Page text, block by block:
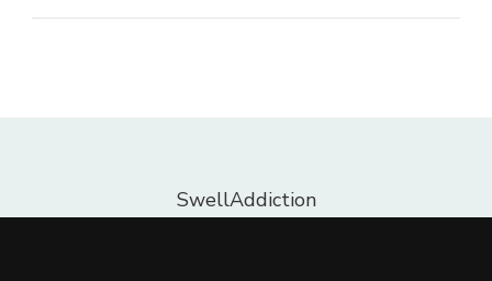
SwellAddiction